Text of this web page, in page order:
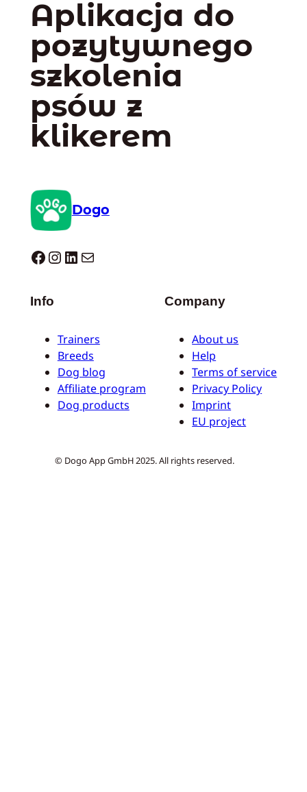
Aplikacja do
pozytywnego
szkolenia
psów z
klikerem
Dogo
Dogo facebook InstagramLinkedIn Mail
Info
Trainers
Breeds
Dog blog
Affiliate program
Dog products
Company
About us
Help
Terms of service
Privacy Policy
Imprint
EU project
© Dogo App GmbH 2025. All rights reserved.